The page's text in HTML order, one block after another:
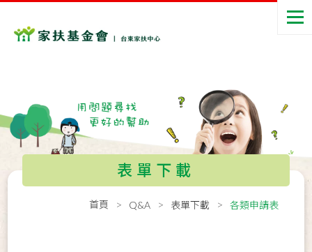
表單下載
首頁 Q&A 表單下載 各類申請表